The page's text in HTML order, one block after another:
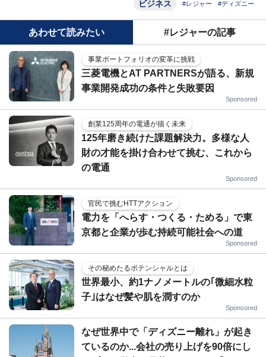
ビジネス #レジャー #ディズニー
あわせて読みたい #レジャーの記事
事業ポートフォリオの変革に挑戦
三菱電機とAT PARTNERSが語る、新規
事業開発成功の条件と失敗要因
Sponsored
創業125周年の電通が描く未来
125年磨き続けた課題解決力。多様な人
財の才能を掛け合わせて挑む、これから
の電通
Sponsored
官民で挑むHTTアクション
電力を「へらす・つくる・ためる」で東
京都と企業が歩む持続可能社会への道
Sponsored
その秘めたるポテンシャルとは
世界最小、約1ナノメートルの｢微細水粒
子｣はなぜ髪や肌を潤すのか
Sponsored
なぜ世界中で「ディズニー離れ」が起き
ているのか...会社の売り上げを90倍にし